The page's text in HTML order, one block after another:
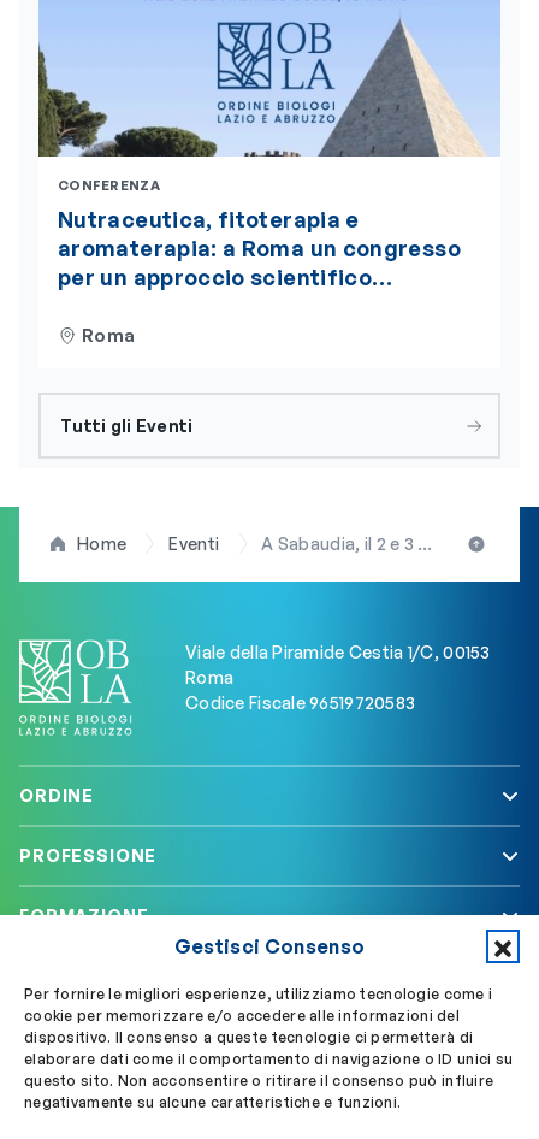
Gestisci Consenso
Per fornire le migliori esperienze, utilizziamo tecnologie come i
cookie per memorizzare e/o accedere alle informazioni del
dispositivo. Il consenso a queste tecnologie ci permetterà di
elaborare dati come il comportamento di navigazione o ID unici su
questo sito. Non acconsentire o ritirare il consenso può influire
negativamente su alcune caratteristiche e funzioni.
CONFERENZA
Nutraceutica, fitoterapia e
aromaterapia: a Roma un congresso
per un approccio scientifico
Roma
Tutti gli Eventi
Home Eventi A Sabaudia, il 2 e 3 ottobre, le “XIX Giornate di Andrologia e Medicina della Riproduzione”
Viale della Piramide Cestia 1/C, 00153
Roma
Codice Fiscale 96519720583
ORDINE
PROFESSIONE
FORMAZIONE
Segui OBLA su Accedi a My OBLA